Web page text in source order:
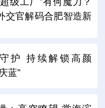
交官解码合肥智造新
护 持续解锁高颜
蓝”